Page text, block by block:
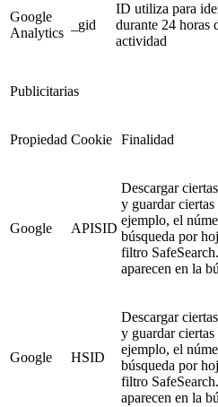
Google
Analytics
_gid
ID utiliza para
durante 24 horas
actividad
Publicitarias
Propiedad Cookie Finalidad
Google APISID
Descargar
y guardar
ejemplo, el
búsqueda por
filtro
aparecen en la
Google HSID
Descargar
y guardar
ejemplo, el
búsqueda por
filtro
aparecen en la